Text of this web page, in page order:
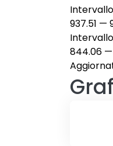
937.51 —
844.06 —